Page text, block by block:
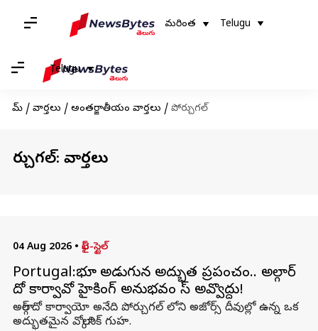
మరింత Telugu
Telugu
హోమ్ / వార్తలు / అంతర్జాతీయం వార్తలు / పోర్చుగల్
పోర్చుగల్: వార్తలు
04 Aug 2026 • లైఫ్-స్టైల్
Portugal:భూమి అడుగున అద్భుత ప్రపంచం.. అల్గార్
దో కార్వావో హైకింగ్ అనుభవం మిస్ అవ్వొద్దు!
అల్గార్ దో కార్వాయో అనేది పోర్చుగల్ లోని అజోర్స్ దీవుల్లో ఉన్న ఒక
అద్భుతమైన వోల్కానిక్ గుహ.